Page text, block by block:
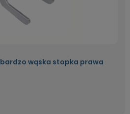
KP1510-R363 (KH) bardzo wąska stopka prawa